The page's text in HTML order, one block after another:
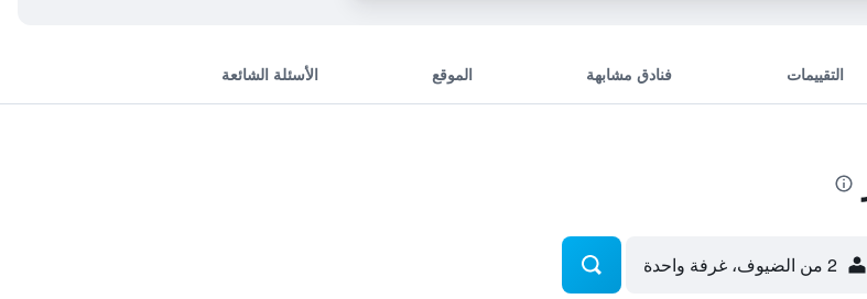
التقييمات فنادق مشابهة الموقع الأسئلة الشائعة
2 من الضيوف، غرفة واحدة